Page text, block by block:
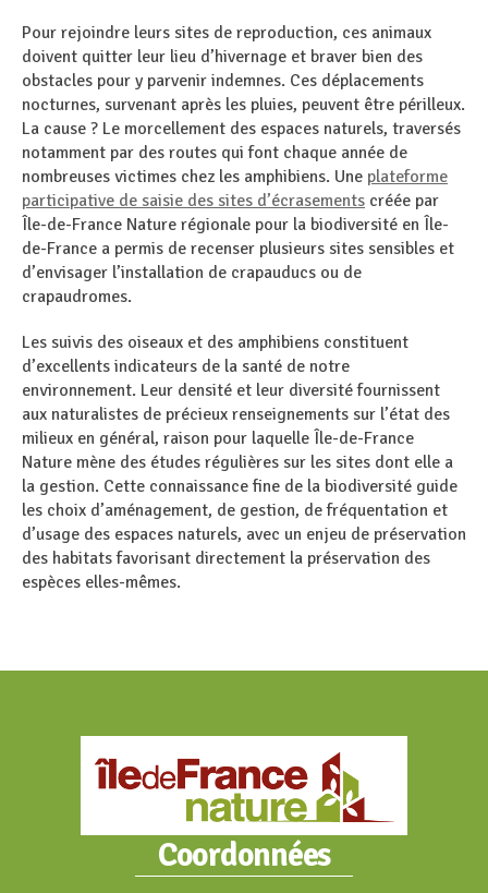
Pour rejoindre leurs sites de reproduction, ces animaux
doivent quitter leur lieu d’hivernage et braver bien des
obstacles pour y parvenir indemnes. Ces déplacements
nocturnes, survenant après les pluies, peuvent être périlleux.
La cause ? Le morcellement des espaces naturels, traversés
notamment par des routes qui font chaque année de
nombreuses victimes chez les amphibiens. Une plateforme
participative de saisie des sites d’écrasements créée par
Île-de-France Nature régionale pour la biodiversité en Île-
de-France a permis de recenser plusieurs sites sensibles et
d’envisager l’installation de crapauducs ou de
crapaudromes.
Les suivis des oiseaux et des amphibiens constituent
d’excellents indicateurs de la santé de notre
environnement. Leur densité et leur diversité fournissent
aux naturalistes de précieux renseignements sur l’état des
milieux en général, raison pour laquelle Île-de-France
Nature mène des études régulières sur les sites dont elle a
la gestion. Cette connaissance fine de la biodiversité guide
les choix d’aménagement, de gestion, de fréquentation et
d’usage des espaces naturels, avec un enjeu de préservation
des habitats favorisant directement la préservation des
espèces elles-mêmes.
Coordonnées